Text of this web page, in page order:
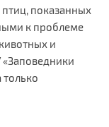
показанных
к проблеме
и
только